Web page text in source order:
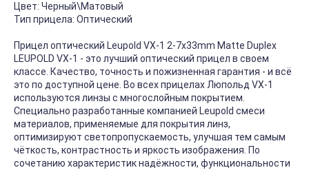
Цвет: Черный\Матовый
Тип прицела: Оптический
Прицел оптический Leupold VX-1 2-7х33mm Matte Duplex
LEUPOLD VX-1 - это лучший оптический прицел в своем
классе. Качество, точность и пожизненная гарантия - и всё
это по доступной цене. Во всех прицелах Люпольд VX-1
используются линзы с многослойным покрытием.
Специально разработанные компанией Leupold смеси
материалов, применяемые для покрытия линз,
оптимизируют светопропускаемость, улучшая тем самым
чёткость, контрастность и яркость изображения. По
сочетанию характеристик надёжности, функциональности